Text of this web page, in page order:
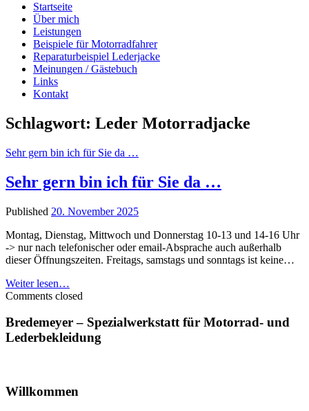
Startseite
Über mich
Leistungen
Beispiele für Motorradfahrer
Reparaturbeispiel Lederjacke
Meinungen / Gästebuch
Links
Kontakt
Schlagwort: Leder Motorradjacke
Sehr gern bin ich für Sie da …
Sehr gern bin ich für Sie da …
Published 20. November 2025
Montag, Dienstag, Mittwoch und Donnerstag 10-13 und 14-16 Uhr
-> nur nach telefonischer oder email-Absprache auch außerhalb
dieser Öffnungszeiten. Freitags, samstags und sonntags ist keine…
Weiter lesen…
gern
ich
für
Sie
Comments closed
Sidebar
Bredemeyer – Spezialwerkstatt für Motorrad- und
Lederbekleidung
Willkommen